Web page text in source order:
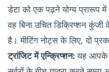
डेटा को एक पढ़ने योग्य प्रारूप
वह बिना उचित डिक्रिप्शन कुंजी
है। मीटिंग नोट्स के लिए, दो
ट्रांजिट में एन्क्रिप्शन: यह आपके